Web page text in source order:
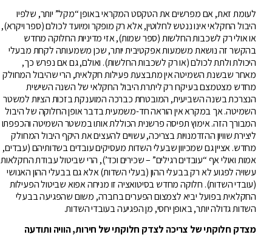
לעומת זאת, אם מפרשים את הטקסט המקראי באופן “מקל” יותר, שלפיו
היבול החקלאי אינו ננטש לחלוטין, אלא רק מופקר ומיועד לכולם (ספר ויקרא),
או אולי רק לשכבות החלשות (ספר שמות), אזי מדיניות החלוקה מחדש
בהקשר זה נושאת משמעות אפקטיבית יותר, שכן משמעותה לקחת מבעלי
היכולת ולתת לכולם (או רק לשכבות החלשות). ואולם, גם אם נפרש כך,
מאחר שבשנת השמיטה אין מתבצעת פעילות חקלאית, הרי שהיבול המחולק
מחדש מצטמצם בעיקרו רק ליתרת היבול החקלאי של השנה השישית
הנצרכת בשנה השביעית, המובטחת כברכה המוענקת בזכות הציות למשטר
השמיטה. אך במקרא אין הוראה חד-משמעית בדבר אופן החלוקה של היבול
המבורך הזה. אימוץ תפיסה פרשנית הכוללת אותו במשטר השמיטה והכפפתו
ליצירת שוויון ההזדמנויות בצריכה, עשויים להעצים את היקף היבול המחולק
מחדש. אציין גם שמכיוון שבעלי השדות מעסיקים עובדים בשדותיהם (עבדים,
אמות ואולי אף “עובדים רגילים” – שכירים וכד’), הרי שביטול עבודת החקלאות
עשויה לפגוע לא רק בבעלי ההון (בעלי השדות) אלא גם בבעלי ההון האנושי
(עובדי השדות). חלוקה מחדש בסיטואציה זו מניחה אפוא שביטול הפעילות
החקלאית בפועל יביא לצמצום הפערים בחברה, משום שהפגיעה בבעלי
השדות גדולה יותר, באופן יחסי, מן הפגיעה בעובדי השדות.
מצדק חלוקתי של צריכה לצדק חלוקתי של חירות, הוויה ותודעה